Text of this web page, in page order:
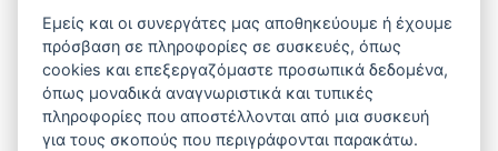
Φίλτρα
Εμείς και οι συνεργάτες μας αποθηκεύουμε ή έχουμε
πρόσβαση σε πληροφορίες σε συσκευές, όπως
cookies και επεξεργαζόμαστε προσωπικά δεδομένα,
όπως μοναδικά αναγνωριστικά και τυπικές
πληροφορίες που αποστέλλονται από μια συσκευή
για τους σκοπούς που περιγράφονται παρακάτω.